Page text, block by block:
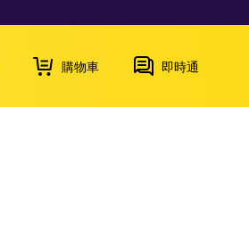
購物車 即時通